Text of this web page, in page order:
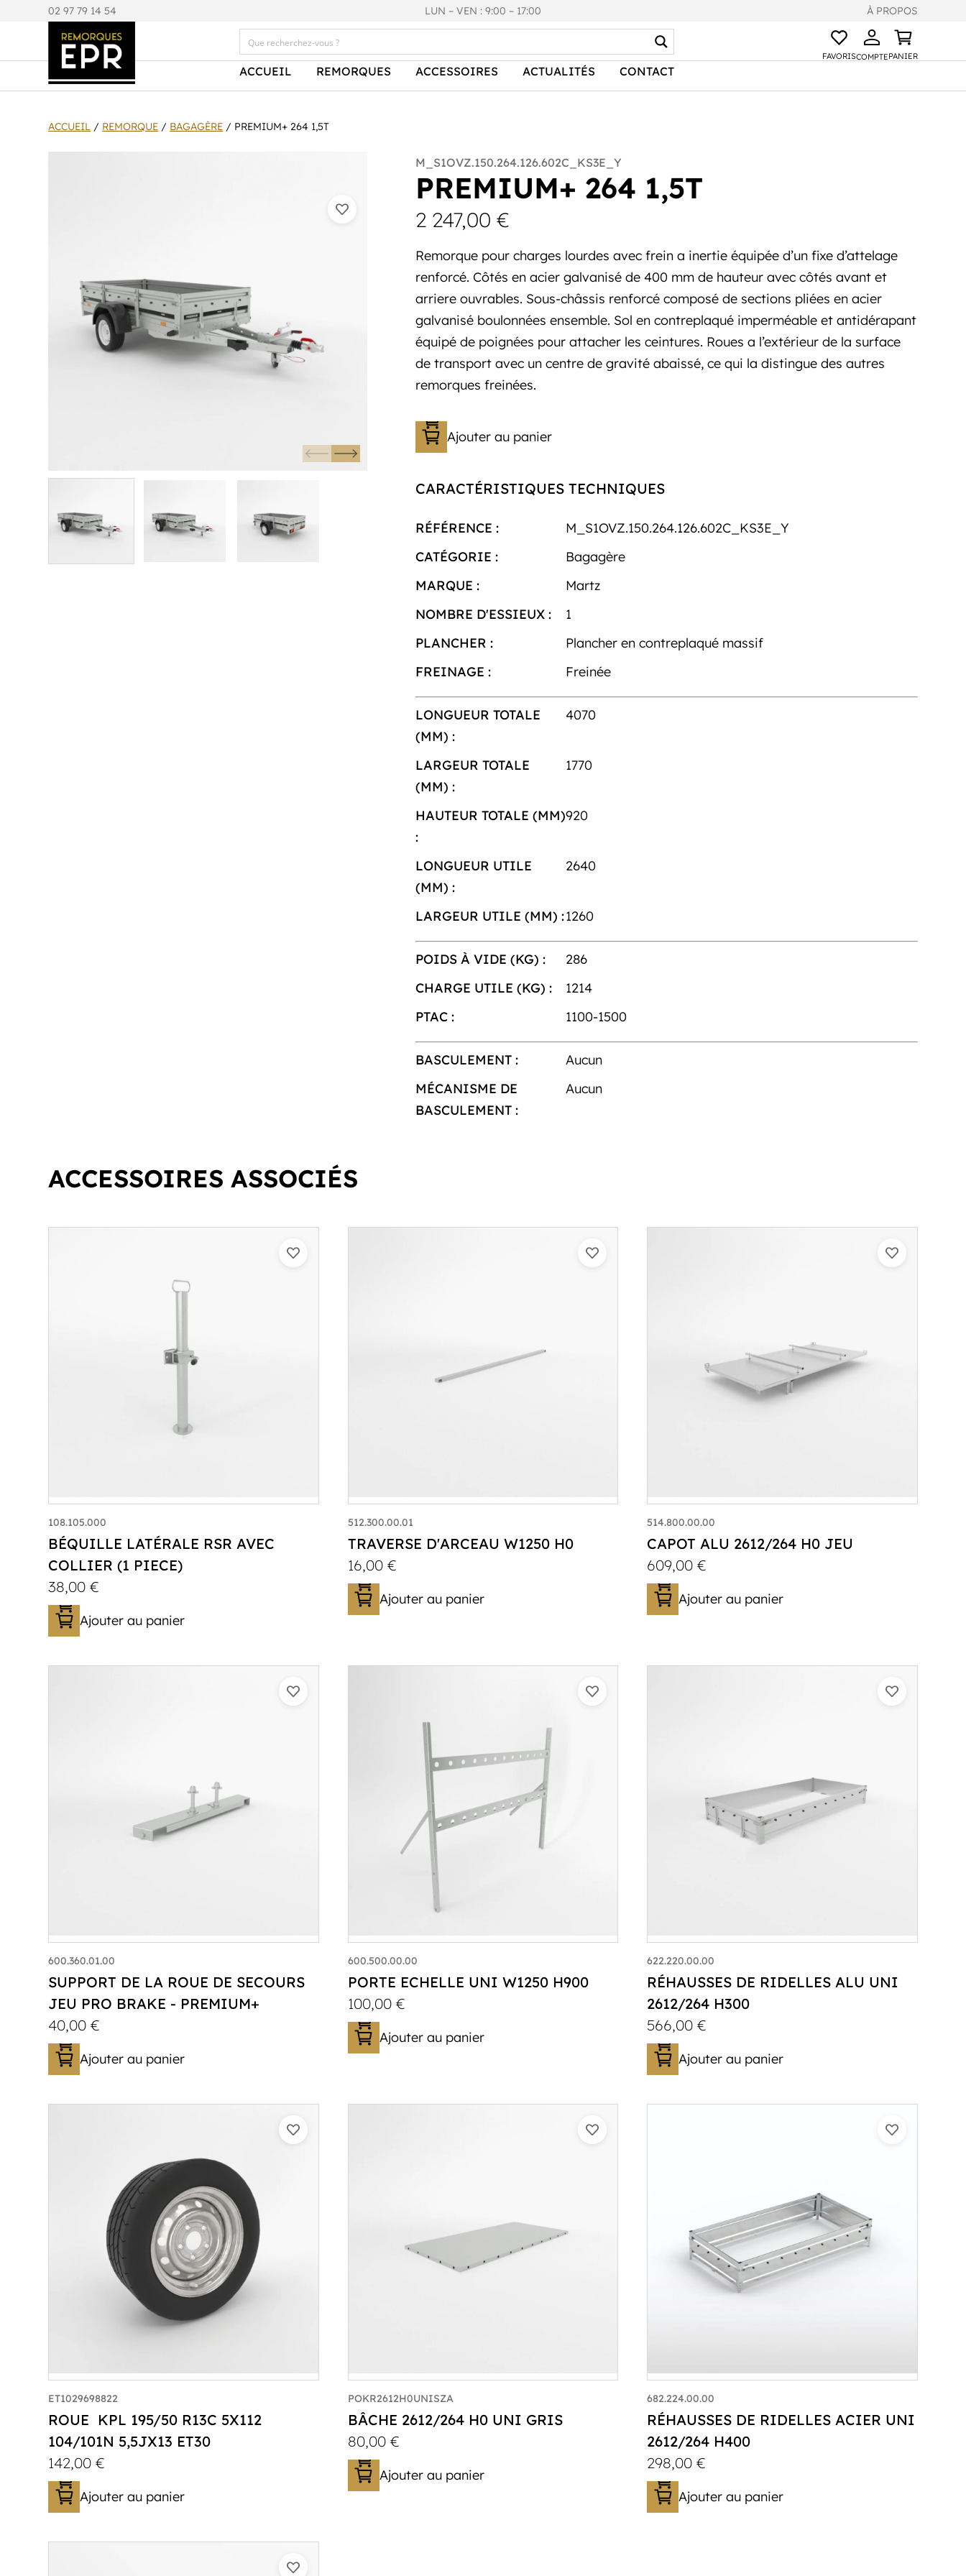
02 97 79 14 54 LUN – VEN : 9:00 – 17:00 À PROPOS
ACCUEIL REMORQUES ACCESSOIRES ACTUALITÉS CONTACT
FAVORISCOMPTEPANIER
ACCUEIL / REMORQUE / BAGAGÈRE / PREMIUM+ 264 1,5T
M_S1OVZ.150.264.126.602C_KS3E_Y
PREMIUM+ 264 1,5T
2 247,00 €
Remorque pour charges lourdes avec frein a inertie équipée d’un fixe d’attelage
renforcé. Côtés en acier galvanisé de 400 mm de hauteur avec côtés avant et
arriere ouvrables. Sous-châssis renforcé composé de sections pliées en acier
galvanisé boulonnées ensemble. Sol en contreplaqué imperméable et antidérapant
équipé de poignées pour attacher les ceintures. Roues a l’extérieur de la surface
de transport avec un centre de gravité abaissé, ce qui la distingue des autres
remorques freinées.
Ajouter au panier
CARACTÉRISTIQUES TECHNIQUES
RÉFÉRENCE :
M_S1OVZ.150.264.126.602C_KS3E_Y
CATÉGORIE :
Bagagère
MARQUE :
Martz
NOMBRE D'ESSIEUX :
1
PLANCHER :
Plancher en contreplaqué massif
FREINAGE :
Freinée
LONGUEUR TOTALE
(MM) :
4070
LARGEUR TOTALE
(MM) :
1770
HAUTEUR TOTALE (MM)
:
920
LONGUEUR UTILE
(MM) :
2640
LARGEUR UTILE (MM) :1260
POIDS À VIDE (KG) :
286
CHARGE UTILE (KG) :
1214
PTAC :
1100-1500
BASCULEMENT :
Aucun
MÉCANISME DE
BASCULEMENT :
Aucun
ACCESSOIRES ASSOCIÉS
108.105.000
BÉQUILLE LATÉRALE RSR AVEC
COLLIER (1 PIECE)
38,00€
Ajouter au panier
512.300.00.01
TRAVERSE D'ARCEAU W1250 H0
16,00 €
Ajouter au panier
514.800.00.00
CAPOT ALU 2612/264 H0 JEU
609,00€
Ajouter au panier
600.360.01.00
SUPPORT DE LA ROUE DE SECOURS
JEU PRO BRAKE - PREMIUM+
40,00€
Ajouter au panier
600.500.00.00
PORTE ECHELLE UNI W1250 H900
100,00 €
Ajouter au panier
622.220.00.00
RÉHAUSSES DE RIDELLES ALU UNI
2612/264 H300
566,00€
Ajouter au panier
ET1029698822
ROUE KPL 195/50 R13C 5X112
104/101N 5,5JX13 ET30
142,00€
Ajouter au panier
POKR2612H0UNISZA
BÂCHE 2612/264 H0 UNI GRIS
80,00 €
Ajouter au panier
682.224.00.00
RÉHAUSSES DE RIDELLES ACIER UNI
2612/264 H400
298,00€
Ajouter au panier